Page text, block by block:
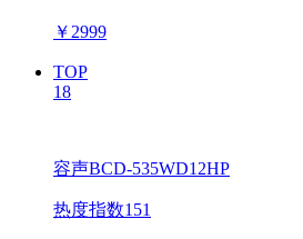
￥ 2999
TOP
18
容声BCD-535WD12HP
热度指数151